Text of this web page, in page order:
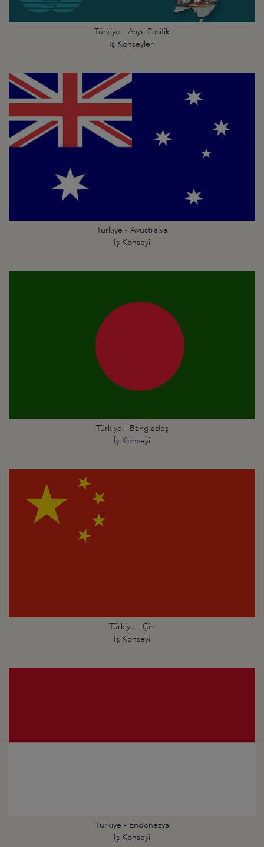
Türkiye - Asya Pasifik
İş Konseyleri
Türkiye - Avustralya
İş Konseyi
Türkiye - Bangladeş
İş Konseyi
Türkiye - Çin
İş Konseyi
Türkiye - Endonezya
İş Konseyi